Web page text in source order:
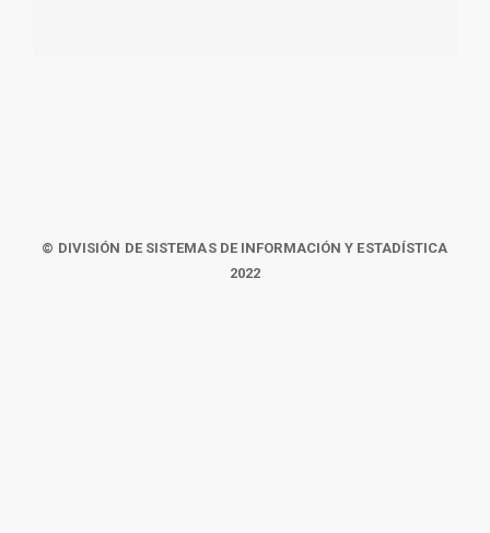
© DIVISIÓN DE SISTEMAS DE INFORMACIÓN Y ESTADÍSTICA
2022